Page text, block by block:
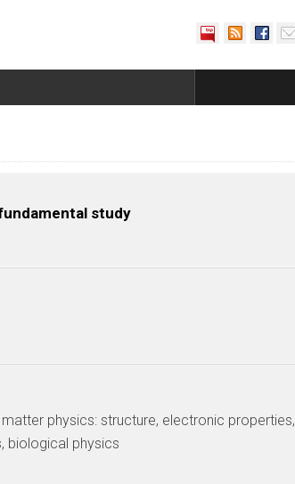
study
physics: structure, electronic properties,
biological physics